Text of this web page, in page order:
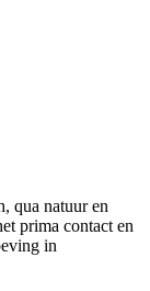
qua natuur en
prima contact en
in